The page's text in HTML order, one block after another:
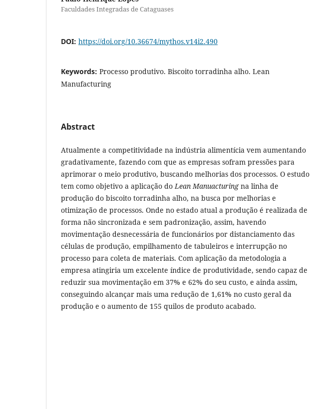
Faculdades Integradas de Cataguases
DOI: https://doi.org/10.36674/mythos.v14i2.490
Keywords: Processo produtivo. Biscoito torradinha alho. Lean
Manufacturing
Abstract
Atualmente a competitividade na indústria alimentícia vem aumentando
gradativamente, fazendo com que as empresas sofram pressões para
aprimorar o meio produtivo, buscando melhorias dos processos. O estudo
tem como objetivo a aplicação do Lean Manuacturingna linha de
produção do biscoito torradinha alho, na busca por melhorias e
otimização de processos. Onde no estado atual a produção é realizada de
forma não sincronizada e sem padronização, assim, havendo
movimentação desnecessária de funcionários por distanciamento das
células de produção, empilhamento de tabuleiros e interrupção no
processo para coleta de materiais. Com aplicação da metodologia a
empresa atingiria um excelente índice de produtividade, sendo capaz de
reduzir sua movimentação em 37% e 62% do seu custo, e ainda assim,
conseguindo alcançar mais uma redução de 1,61% no custo geral da
produção e o aumento de 155 quilos de produto acabado.